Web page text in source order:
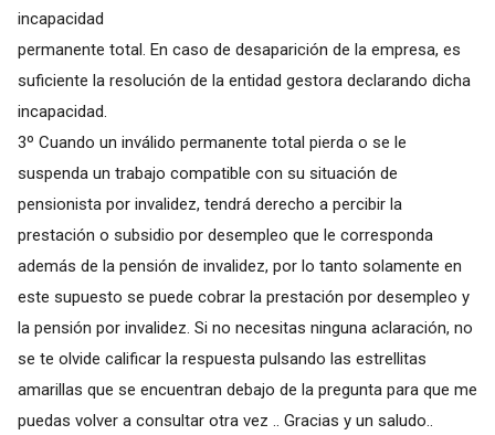
incapacidad
permanente total. En caso de desaparición de la empresa, es
suficiente la resolución de la entidad gestora declarando dicha
incapacidad.
3º Cuando un inválido permanente total pierda o se le
suspenda un trabajo compatible con su situación de
pensionista por invalidez, tendrá derecho a percibir la
prestación o subsidio por desempleo que le corresponda
además de la pensión de invalidez, por lo tanto solamente en
este supuesto se puede cobrar la prestación por desempleo y
la pensión por invalidez. Si no necesitas ninguna aclaración, no
se te olvide calificar la respuesta pulsando las estrellitas
amarillas que se encuentran debajo de la pregunta para que me
puedas volver a consultar otra vez .. Gracias y un saludo..